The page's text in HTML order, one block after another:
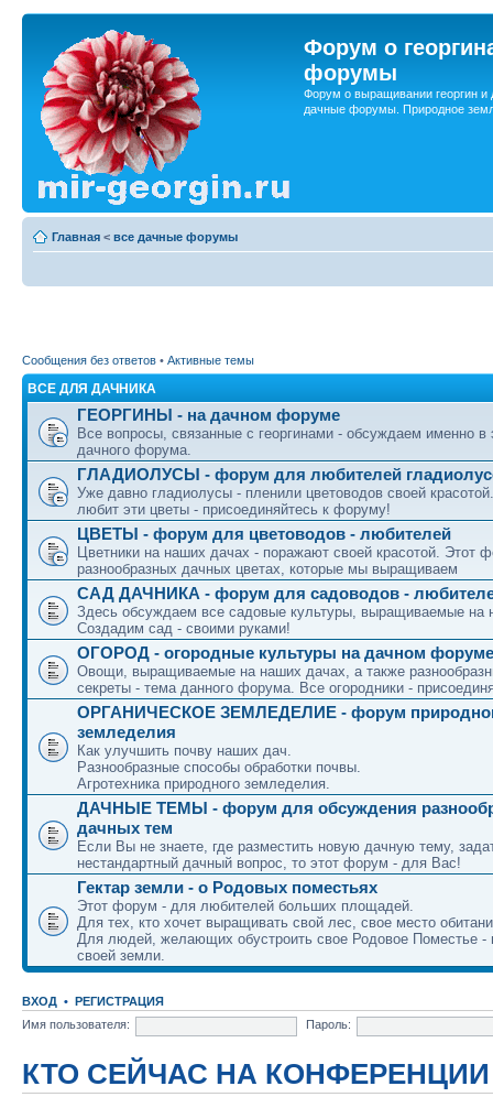
Форум о
форумы
Форум о выращивании георгин и
дачные форумы. Природное
Главная < все дачные форумы
Сообщения без ответов • Активные темы
ВСЕ ДЛЯ ДАЧНИКА
ГЕОРГИНЫ - на дачном форуме
Все вопросы, связанные с георгинами - обсуждаем именно в
дачного форума.
ГЛАДИОЛУСЫ - форум для любителей
Уже давно гладиолусы - пленили цветоводов своей
любит эти цветы - присоединяйтесь к форуму!
ЦВЕТЫ - форум для цветоводов - любителей
Цветники на наших дачах - поражают своей красотой. Этот
разнообразных дачных цветах, которые мы выращиваем
САД ДАЧНИКА - форум для садоводов -
Здесь обсуждаем все садовые культуры, выращиваемые на
Создадим сад - своими руками!
ОГОРОД - огородные культуры на дачном форуме
Овощи, выращиваемые на наших дачах, а также
секреты - тема данного форума. Все огородники -
ОРГАНИЧЕСКОЕ ЗЕМЛЕДЕЛИЕ - форум
земледелия
Как улучшить почву наших дач.
Разнообразные способы обработки почвы.
Агротехника природного земледелия.
ДАЧНЫЕ ТЕМЫ - форум для обсуждения
дачных тем
Если Вы не знаете, где разместить новую дачную тему,
нестандартный дачный вопрос, то этот форум - для Вас!
Гектар земли - о Родовых поместьях
Этот форум - для любителей больших площадей.
Для тех, кто хочет выращивать свой лес, свое место
Для людей, желающих обустроить свое Родовое Поместье -
своей земли.
ВХОД • РЕГИСТРАЦИЯ
Имя пользователя:
Пароль:
КТО СЕЙЧАС НА КОНФЕРЕНЦИИ